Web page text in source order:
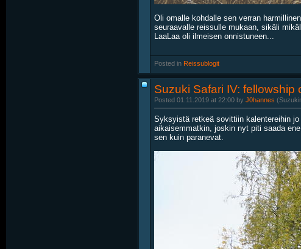
Oli omalle kohdalle sen verran
seuraavalle reissulle mukaan, sikäli
LaaLaa oli ilmeisen onnistuneen...
Posted in Reissublogit
Suzuki Safari IV:
Posted 01.11.2019 at 22:00 by J0hannes
Syksyistä retkeä sovittiin kalentereihin
aikaisemmatkin, joskin nyt piti saada
sen kuin paranevat.